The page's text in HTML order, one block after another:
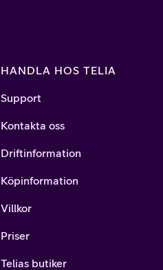
HANDLA HOS TELIA
Support
Kontakta oss
Driftinformation
Köpinformation
Villkor
Priser
Telias butiker